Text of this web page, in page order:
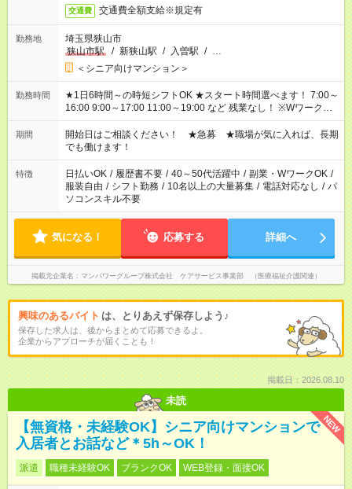
交通費 交通費全額支給※規定有
勤務地
埼玉県狭山市
狭山市駅
/ 新狭山駅 / 入曽駅 / …
＜シニア向けマンション＞
勤務時間
★1日6時間～の時短シフトOK ★スタート時間選べます！ 7:00～
16:00 9:00～17:00 11:00～19:00 など 残業なし！ ※Wワークの
場合、他のお仕事と合わせ週40時間超の就業はご案内できませ
ん ※法令に基づき、週20時間以上勤務は社会保険への加入対象
となります ※労働者派遣法（日雇い派遣の原則禁止）により、
短時間・短期間の就業はご案内が難しい場合があります
期間
開始日はご相談ください！ ★急募 ★職場が気に入れば、長期
でも働けます！
特徴 日払いOK / 履歴書不要 / 40～50代活躍中 / 副業・WワークOK /
服装自由 / シフト勤務 / 10名以上の大量募集 / 電話対応なし / パ
ソコンスキル不要
気になる！ 応募する 詳細へ
掲載元企業名 マンパワーグループ株式会社 ケアサービス事業部 （医療福祉介護関連）
興味のあるバイト は、とりあえず保存しよう♪
保存した求人は、後からまとめて応募できるよ。
企業からアプローチが届くことも！
掲載日：2026.08.10
未読
NEW
【無資格・未経験OK】シニア向けマンションで
入居者とお話など＊5h～OK！
派遣 職種未経験OK ブランクOK WEB登録・面接OK